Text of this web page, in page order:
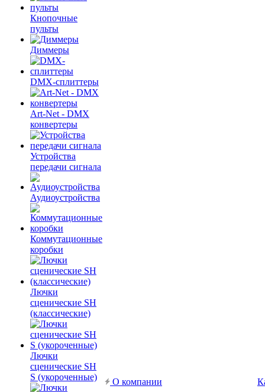
Кнопочные
пульты
Диммеры
DMX-сплиттеры
Art-Net - DMX
конвертеры
Устройства
передачи сигнала
Аудиоустройства
Коммутационные
коробки
Лючки
сценические SH
(классические)
Лючки
сценические SH
S (укороченные)
О компании